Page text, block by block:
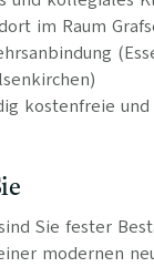
im Raum
kostenfreie
Sie fester
modernen